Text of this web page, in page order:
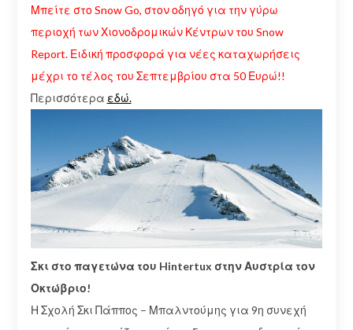
Μπείτε στο Snow Go, στον οδηγό για την γύρω
περιοχή των Χιονοδρομικών Κέντρων του Snow
Report. Ειδική προσφορά για νέες καταχωρήσεις
μέχρι το τέλος του Σεπτεμβρίου στα 50 Ευρώ!!
Περισσότερα εδώ.
Σκι στο παγετώνα του Hintertux στην Αυστρία τον
Οκτώβριο!
Η Σχολή Σκι Πάππος – Μπαλντούμης για 9η συνεχή